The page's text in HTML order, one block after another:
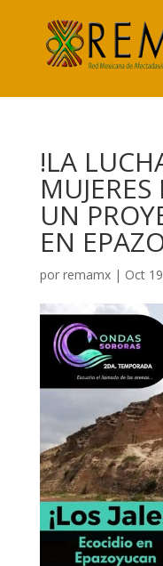
!LA
UN
EN
por remamx| Oct